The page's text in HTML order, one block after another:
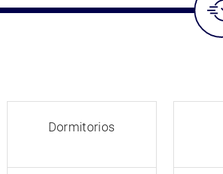
Dormitorios